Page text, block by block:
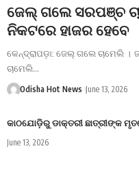
ଜେଲ୍ ଗଲେ ସରପଞ୍ଚ
ନିକଟରେ ହାଜର ହେବେ
କେନ୍ଦ୍ରାପଡ଼ା: ଜେଲ୍ ଗଲେ ଚାମେଲି
ଚାମେଲି…
Odisha Hot News June 13, 2026
କାଠଯୋଡ଼ିରୁ ଡାକ୍ତରୀ ଛାତ୍ରୀଙ୍କ
June 13, 2026